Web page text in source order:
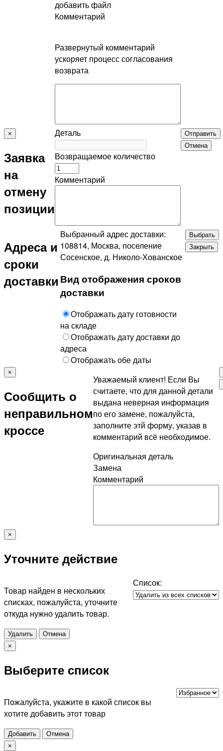
добавить файл
Комментарий
Развернутый комментарий
ускоряет процесс согласования
возврата
×
Заявка
на
отмену
позиции
Деталь
Возвращаемое количество
Комментарий
Отправить
Отмена
Адреса и
сроки
доставки
Выбранный адрес доставки:
108814, Москва, поселение
Сосенское, д. Николо-Хованское
Вид отображения сроков
доставки
Отображать дату готовности
на складе
Отображать дату доставки до
адреса
Отображать обе даты
Выбрать
Закрыть
×
Сообщить о
неправильном
кроссе
Уважаемый клиент! Если Вы
считаете, что для данной детали
выдана неверная информация
по его замене, пожалуйста,
заполните этй форму, указав в
комментарий всё необходимое.
Оригинальная деталь
Замена
Комментарий
×
Уточните действие
Товар найден в нескольких
списках, пожалуйста, уточните
откуда нужно удалить товар.
Список:
Удалить
Отмена
×
Выберите список
Пожалуйста, укажите в какой список вы
хотите добавить этот товар
Добавить
Отмена
×